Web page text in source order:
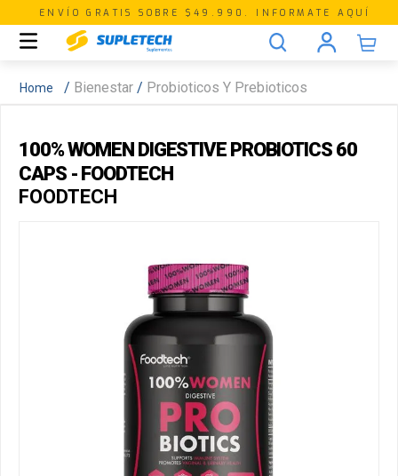
ENVÍO GRATIS SOBRE $49.990. INFORMATE AQUÍ
Bienestar Probioticos Y Prebioticos
100% WOMEN DIGESTIVE PROBIOTICS 60
CAPS - FOODTECH
FOODTECH